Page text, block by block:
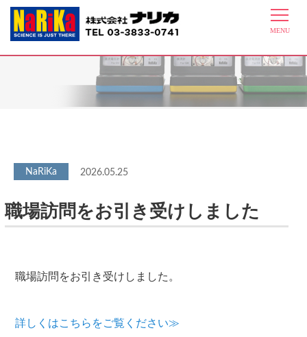
最新情報
2026.05.25
職場訪問をお引き受けしました
職場訪問をお引き受けしました。
詳しくはこちらをご覧ください≫